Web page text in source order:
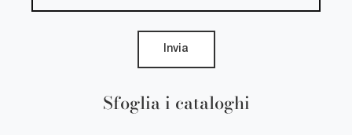
Sfoglia i cataloghi
Invia